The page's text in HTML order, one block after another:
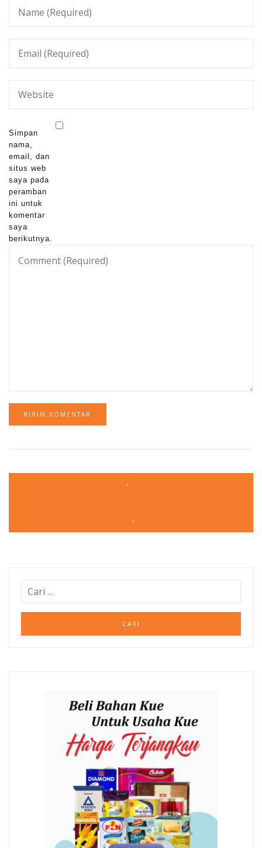
Simpan
nama,
email, dan
situs web
saya pada
peramban
ini untuk
komentar
saya
berikutnya.